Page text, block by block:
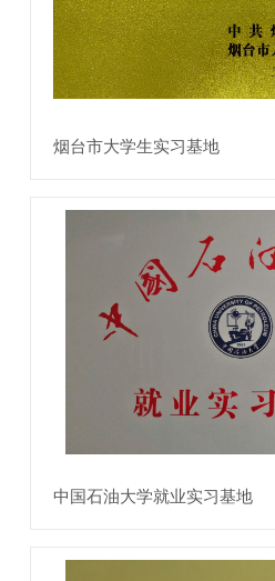
烟台市大学生实习基地
中国石油大学就业实习基地